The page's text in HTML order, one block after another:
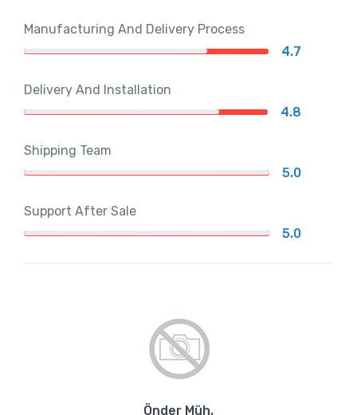
Manufacturing And Delivery Process
4.7
Delivery And Installation
4.8
Shipping Team
5.0
Support After Sale
5.0
Önder Müh.